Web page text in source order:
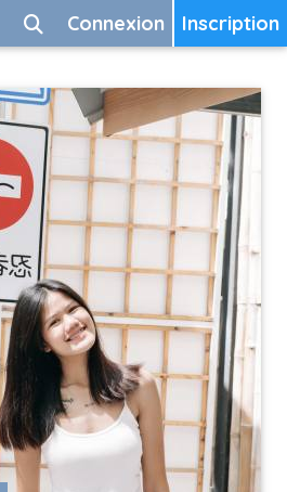
Inscription
Connexion